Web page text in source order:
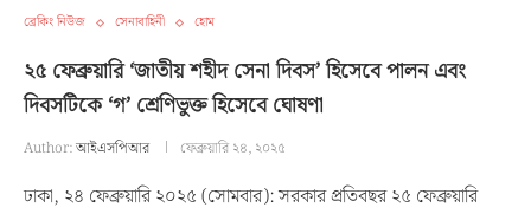
ব্রেকিং নিউজ সেনাবাহিনী হোম
২৫ ফেব্রুয়ারি ‘জাতীয় শহীদ সেনা দিবস’ হিসেবে পালন এবং
দিবসটিকে ‘গ’ শ্রেণিভুক্ত হিসেবে ঘোষণা
Author:আইএসপিআর ফেব্রুয়ারি ২৪, ২০২৫
ঢাকা, ২৪ ফেব্রুয়ারি ২০২৫ (সোমবার): সরকার প্রতিবছর ২৫ ফেব্রুয়ারি